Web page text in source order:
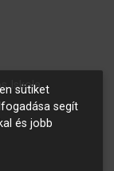
Iskola
sütiket
segít
és jobb